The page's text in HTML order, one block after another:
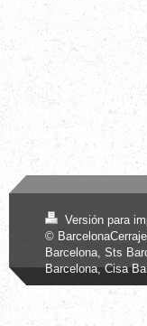
Versión para
©
Barcelona, Sts
Barcelona, Cisa